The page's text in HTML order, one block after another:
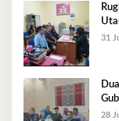
31
28